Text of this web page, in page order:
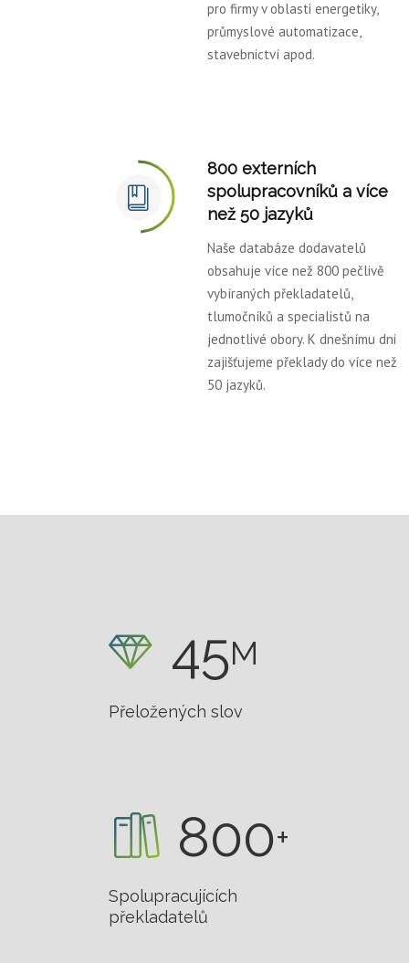
pro firmy v oblasti energetiky,
průmyslové automatizace,
stavebnictví apod.
800 externích
spolupracovníků a více
než 50 jazyků
Naše databáze dodavatelů
obsahuje více než 800 pečlivě
vybíraných překladatelů,
tlumočníků a specialistů na
jednotlivé obory. K dnešnímu dni
zajišťujeme překlady do více než
50 jazyků.
45M
Přeložených slov
800+
Spolupracujících
překladatelů